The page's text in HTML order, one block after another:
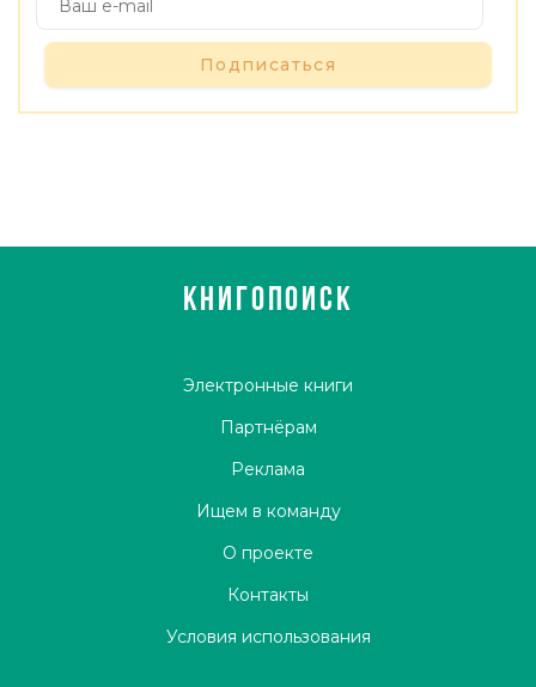
Подписаться
КНИГОПОИСК
Электронные книги
Партнёрам
Реклама
Ищем в команду
О проекте
Контакты
Условия использования